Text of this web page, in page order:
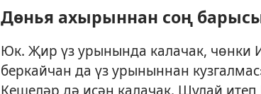
Дөнья ахырыннан соң
Юк. Җир үз урынында калачак, чөнки
беркайчан да үз урыныннан